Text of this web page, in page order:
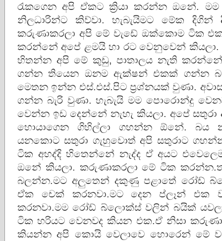
රැකගෙන අපි ඒකට ක්‍රියා කරන්න ඔනේ.
නිලධාරින්ට කිව්වා. හැබැයිමට මේක
කරුණාකරලා අපි මේ වැඩේ ඔක්කොම ටික
කරන්නේ අපේ ළමයි හා රට වෙනුවෙන්
හිතන්න අපි මේ කුඩු, පාතාලය නැති
ගන්න තියෙන ඔනම ඇක්ෂන් එකක් ගන්න
මෙතන ඉන්න එස්.එස්.පිට ප්‍රශ්නයක් වුණා.
ගන්න බැරි වුණා. හැබැයි මම පොරොන්දු
වෙන්න ඉඩ දෙන්නේ නැහැ කියලා. අපේ
හොයාගෙන ගිහිල්ලා ගහන්න ඕනේ.
යනකොට සතුරා ගැහුවොත් අපි සතුරාට
ටික අහද්දි හිතෙන්නේ නැද්ද ඒ අයට
ඔනේ කියලා. කරුණාකරලා මේ ටික
බලන්න.මට අලුතෙන් දකුණු පළාතේ රෝඩ්
ඒක චෙක් කරනවා.මට දෙන ප්ලෑන් එක
කරනවා.මම රෝඩ් බ්ලොක්ස් වලින් බයික්
ටික හරියට වෙනවද කියන එක.ඒ නිසා
කියන්න අපි කොයි වෙලාවෙ හොරෙන් මේ